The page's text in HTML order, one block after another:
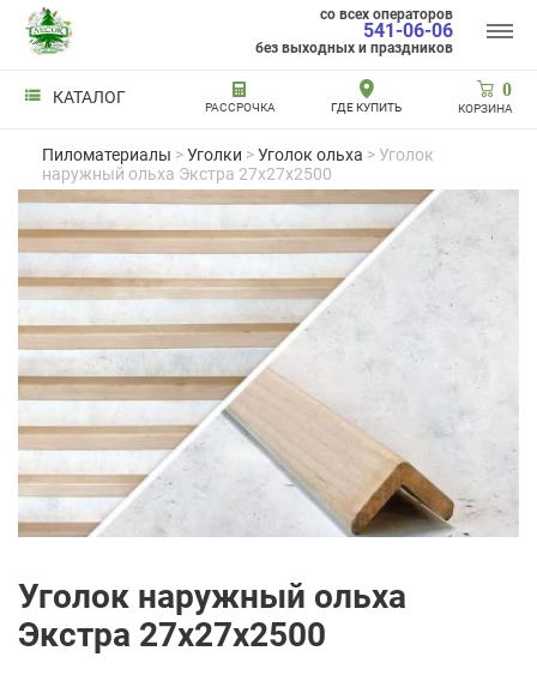
КАТАЛОГ
РАССРОЧКА ГДЕ КУПИТЬ
со всех операторов
541-06-06
без выходных и праздников
0
КОРЗИНА
Пиломатериалы >Уголки >Уголок ольха > Уголок
наружный ольха Экстра 27x27x2500
Уголок наружный ольха
Экстра 27x27x2500